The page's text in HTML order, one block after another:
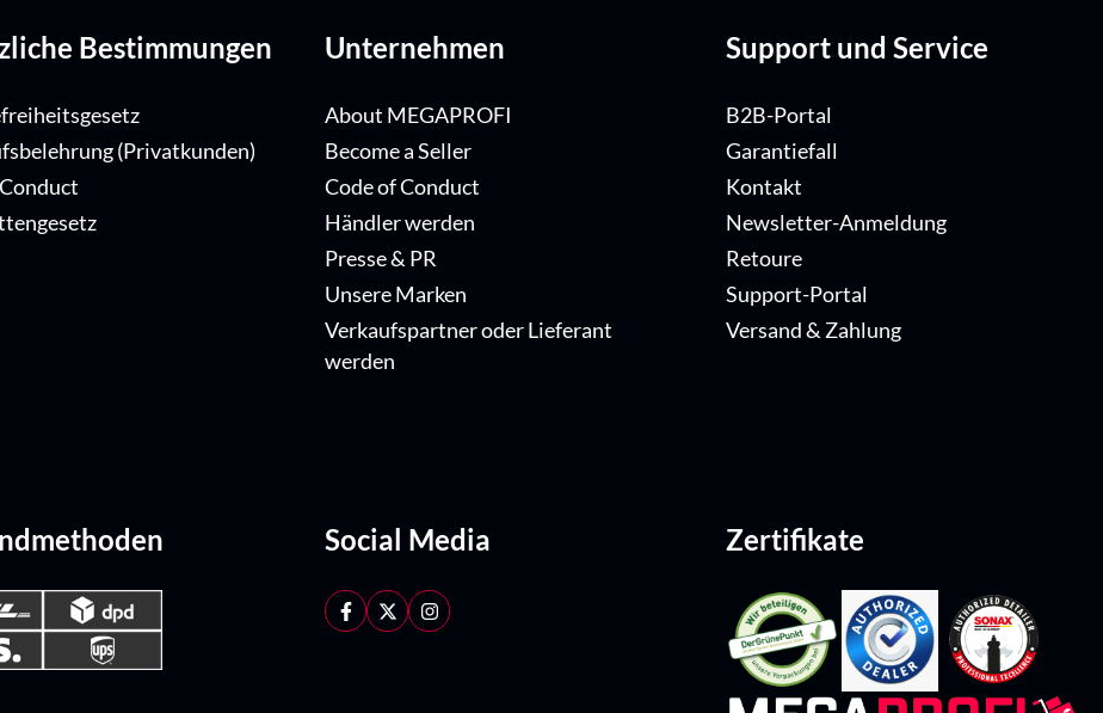
Bestimmungen
(Privatkunden)
Unternehmen
About MEGAPROFI
Become a Seller
Code of Conduct
Händler werden
Presse & PR
Unsere Marken
Verkaufspartner oder Lieferant
werden
Support und Service
B2B-Portal
Garantiefall
Kontakt
Newsletter-Anmeldung
Retoure
Support-Portal
Versand & Zahlung
Social Media Zertifikate